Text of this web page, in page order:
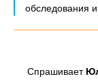
обследования и
Спрашивает